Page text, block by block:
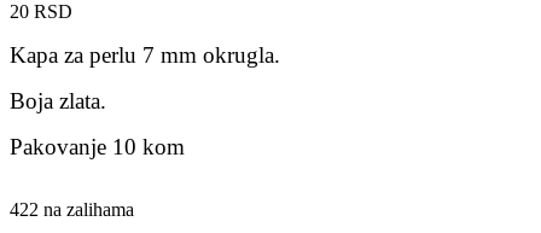
20 RSD
Kapa za perlu 7 mm okrugla.
Boja zlata.
Pakovanje 10 kom
422 na zalihama